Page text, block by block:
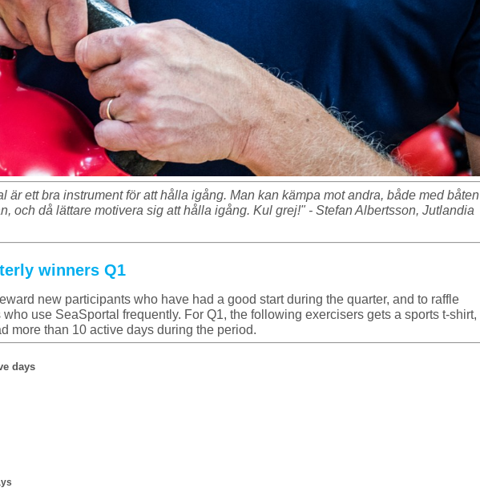
är ett bra instrument för att hålla igång. Man kan kämpa mot andra, både med båten
och då lättare motivera sig att hålla igång. Kul grej!" - Stefan Albertsson, Jutlandia
winners Q1
new participants who have had a good start during the quarter, and to raffle
use SeaSportal frequently. For Q1, the following exercisers gets a sports t-shirt,
more than 10 active days during the period.
days